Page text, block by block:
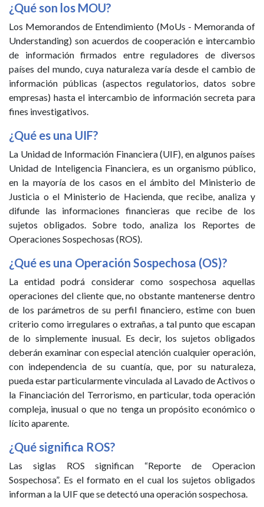
¿Qué son los MOU?
Los Memorandos de Entendimiento (MoUs - Memoranda of
Understanding) son acuerdos de cooperación e intercambio
de información firmados entre reguladores de diversos
países del mundo, cuya naturaleza varía desde el cambio de
información públicas (aspectos regulatorios, datos sobre
empresas) hasta el intercambio de información secreta para
fines investigativos.
¿Qué es una UIF?
La Unidad de Información Financiera (UIF), en algunos países
Unidad de Inteligencia Financiera, es un organismo público,
en la mayoría de los casos en el ámbito del Ministerio de
Justicia o el Ministerio de Hacienda, que recibe, analiza y
difunde las informaciones financieras que recibe de los
sujetos obligados. Sobre todo, analiza los Reportes de
Operaciones Sospechosas (ROS).
¿Qué es una Operación Sospechosa (OS)?
La entidad podrá considerar como sospechosa aquellas
operaciones del cliente que, no obstante mantenerse dentro
de los parámetros de su perfil financiero, estime con buen
criterio como irregulares o extrañas, a tal punto que escapan
de lo simplemente inusual. Es decir, los sujetos obligados
deberán examinar con especial atención cualquier operación,
con independencia de su cuantía, que, por su naturaleza,
pueda estar particularmente vinculada al Lavado de Activos o
la Financiación del Terrorismo, en particular, toda operación
compleja, inusual o que no tenga un propósito económico o
lícito aparente.
¿Qué significa ROS?
Las siglas ROS significan “Reporte de Operacion
Sospechosa”. Es el formato en el cual los sujetos obligados
informan a la UIF que se detectó una operación sospechosa.